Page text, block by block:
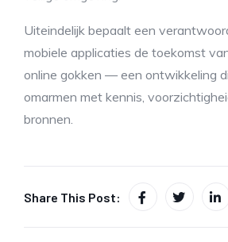
Uiteindelijk bepaalt een
mobiele applicaties de toekomst
online gokken — een ontwikkeling
omarmen met kennis,
bronnen.
Share This Post: